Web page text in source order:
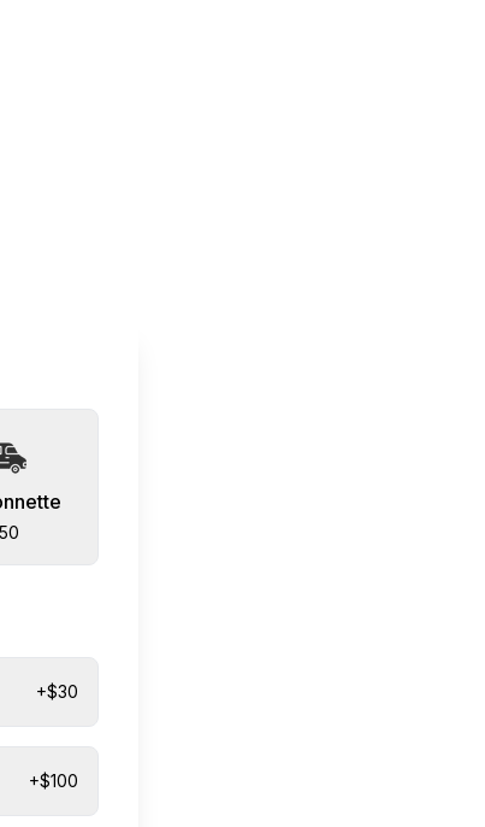
+$30
+$100